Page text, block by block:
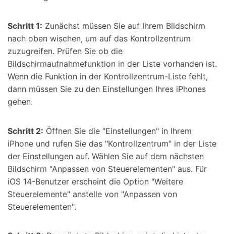
Schritt 1: Zunächst müssen Sie auf Ihrem Bildschirm
nach oben wischen, um auf das Kontrollzentrum
zuzugreifen. Prüfen Sie ob die
Bildschirmaufnahmefunktion in der Liste vorhanden ist.
Wenn die Funktion in der Kontrollzentrum-Liste fehlt,
dann müssen Sie zu den Einstellungen Ihres iPhones
gehen.
Schritt 2: Öffnen Sie die "Einstellungen" in Ihrem
iPhone und rufen Sie das "Kontrollzentrum" in der Liste
der Einstellungen auf. Wählen Sie auf dem nächsten
Bildschirm "Anpassen von Steuerelementen" aus. Für
iOS 14-Benutzer erscheint die Option "Weitere
Steuerelemente" anstelle von "Anpassen von
Steuerelementen".